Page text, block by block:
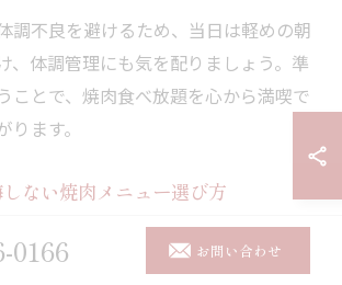
調不良を避けるため、当日は軽めの朝
、体調管理にも気を配りましょう。準
ことで、焼肉食べ放題を心から満喫で
ます。
ない焼肉メニュー選び方
、メニュー選びが満足度を大きく左右
カルビやタン、ホルモンなど人気部位
0166 お問い合わせ